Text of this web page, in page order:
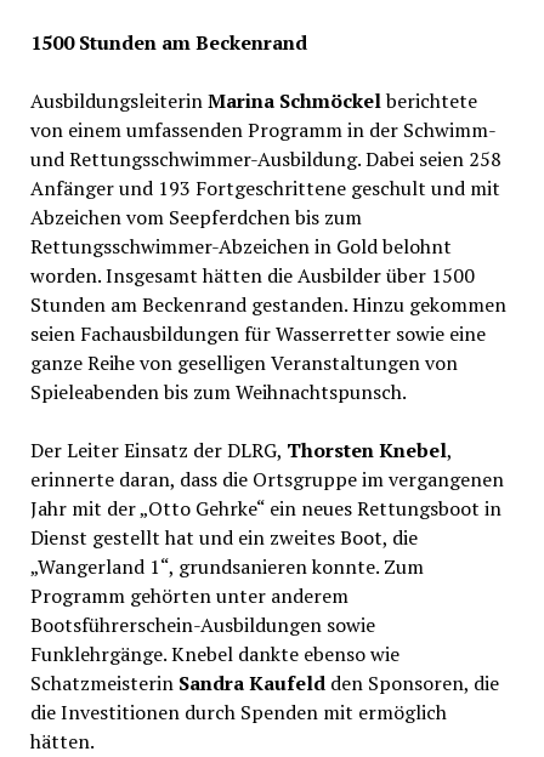
1500 Stunden am Beckenrand
AusbildungsleiterinMarina Schmöckelberichtete
von einem umfassenden Programm in der Schwimm-
und Rettungsschwimmer-Ausbildung. Dabei seien 258
Anfänger und 193 Fortgeschrittene geschult und mit
Abzeichen vom Seepferdchen bis zum
Rettungsschwimmer-Abzeichen in Gold belohnt
worden. Insgesamt hätten die Ausbilder über 1500
Stunden am Beckenrand gestanden. Hinzu gekommen
seien Fachausbildungen für Wasserretter sowie eine
ganze Reihe von geselligen Veranstaltungen von
Spieleabenden bis zum Weihnachtspunsch.
Der Leiter Einsatz der DLRG, Thorsten Knebel,
erinnerte daran, dass die Ortsgruppe im vergangenen
Jahr mit der „Otto Gehrke“ ein neues Rettungsboot in
Dienst gestellt hat und ein zweites Boot, die
„Wangerland 1“, grundsanieren konnte. Zum
Programm gehörten unter anderem
Bootsführerschein-Ausbildungen sowie
Funklehrgänge. Knebel dankte ebenso wie
Schatzmeisterin Sandra Kaufeldden Sponsoren, die
die Investitionen durch Spenden mit ermöglich
hätten.